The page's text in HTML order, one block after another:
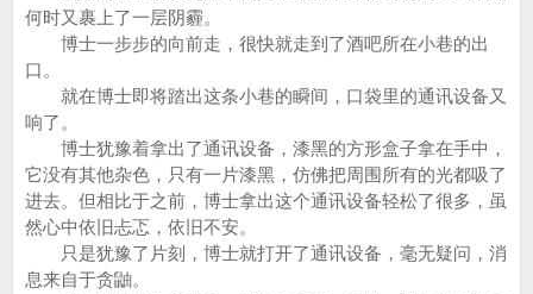
何时又裹上了一层阴霾。
博士一步步的向前走，很快就走到了酒吧所在小巷的出
口。
就在博士即将踏出这条小巷的瞬间，口袋里的通讯设备又
响了。
博士犹豫着拿出了通讯设备，漆黑的方形盒子拿在手中，
它没有其他杂色，只有一片漆黑，仿佛把周围所有的光都吸了
进去。但相比于之前，博士拿出这个通讯设备轻松了很多，虽
然心中依旧忐忑，依旧不安。
只是犹豫了片刻，博士就打开了通讯设备，毫无疑问，消
息来自于贪鼬。